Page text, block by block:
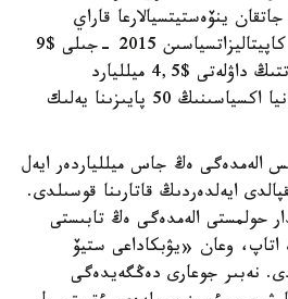
ينۆەستيتسيالارعا قاراي
وتىرىپ، ساراپشىلار ونىڭ كاپيتاليزاتسياسىن 2015 -جىلى $9
ميلليارد ەسەپتەپ، ەليزابەتتىڭ داۋلەتى $4,5 ميلليارد
باعالاندى. (ەليزابەت كومپانيا اكسياسىنىڭ 50 پايىزىنا يەلىك
الەمدەگى ەڭ جاس ميللياردەر ايەل
ايەلدەردىڭ قاتارىنا قوسىلدى.
حولمستى الەمدەگى ەڭ تابىستى
اتاپ، وعان «يۋبكاداعى ستيۆ
نەبىر جوعارى دەڭگەيدەگى